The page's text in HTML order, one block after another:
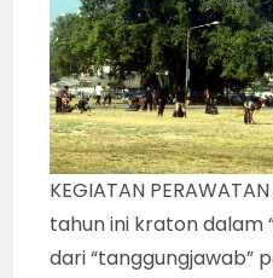
KEGIATAN
tahun ini kraton dalam
dari “tanggungjawab”